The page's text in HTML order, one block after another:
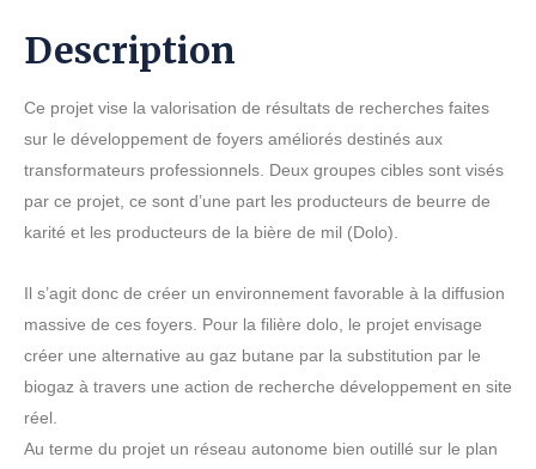
Description
Ce projet vise la valorisation de résultats de recherches faites
sur le développement de foyers améliorés destinés aux
transformateurs professionnels. Deux groupes cibles sont visés
par ce projet, ce sont d’une part les producteurs de beurre de
karité et les producteurs de la bière de mil (Dolo).
Il s’agit donc de créer un environnement favorable à la diffusion
massive de ces foyers. Pour la filière dolo, le projet envisage
créer une alternative au gaz butane par la substitution par le
biogaz à travers une action de recherche développement en site
réel.
Au terme du projet un réseau autonome bien outillé sur le plan